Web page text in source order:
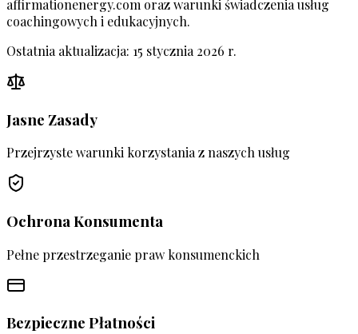
affirmationenergy.com oraz warunki świadczenia usług
coachingowych i edukacyjnych.
Ostatnia aktualizacja: 15 stycznia 2026 r.
Jasne Zasady
Przejrzyste warunki korzystania z naszych usług
Ochrona Konsumenta
Pełne przestrzeganie praw konsumenckich
Bezpieczne Płatności